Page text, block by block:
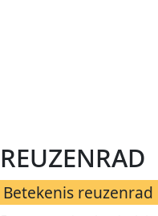
reuzenrad
Betekenis reuzenrad